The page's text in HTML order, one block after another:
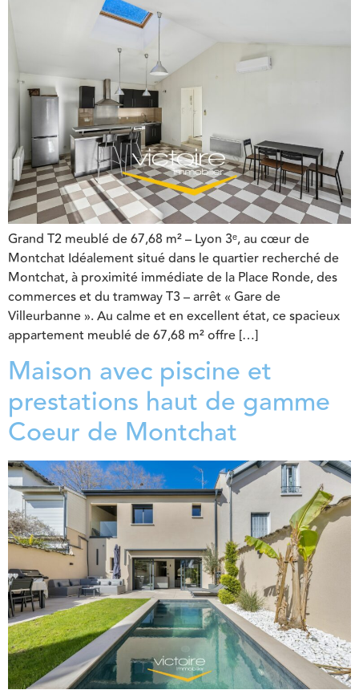
Grand T2 meublé de 67,68 m² – Lyon 3ᵉ, au cœur de
Montchat Idéalement situé dans le quartier recherché de
Montchat, à proximité immédiate de la Place Ronde, des
commerces et du tramway T3 – arrêt « Gare de
Villeurbanne ». Au calme et en excellent état, ce spacieux
appartement meublé de 67,68 m² offre […]
Maison avec piscine et
prestations haut de gamme
Coeur de Montchat